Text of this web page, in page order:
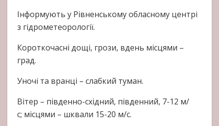
Інформують у Рівненському обласному центрі
з гідрометеорології.
Короткочасні дощі, грози, вдень місцями –
град.
Уночі та вранці – слабкий туман.
Вітер – південно-східний, південний, 7-12 м/
с; місцями – шквали 15-20 м/с.